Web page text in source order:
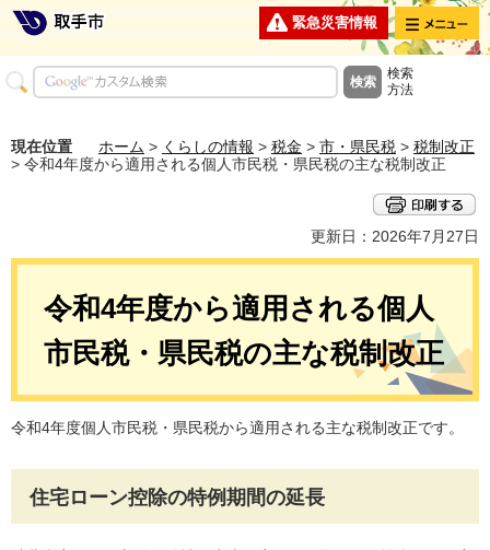
緊急災害情報 メニュー
検索
方法
現在位置 ホーム > くらしの情報 > 税金 > 市・県民税 > 税制改正
> 令和4年度から適用される個人市民税・県民税の主な税制改正
更新日：2026年7月27日
令和4年度から適用される個人
市民税・県民税の主な税制改正
令和4年度個人市民税・県民税から適用される主な税制改正です。
住宅ローン控除の特例期間の延長